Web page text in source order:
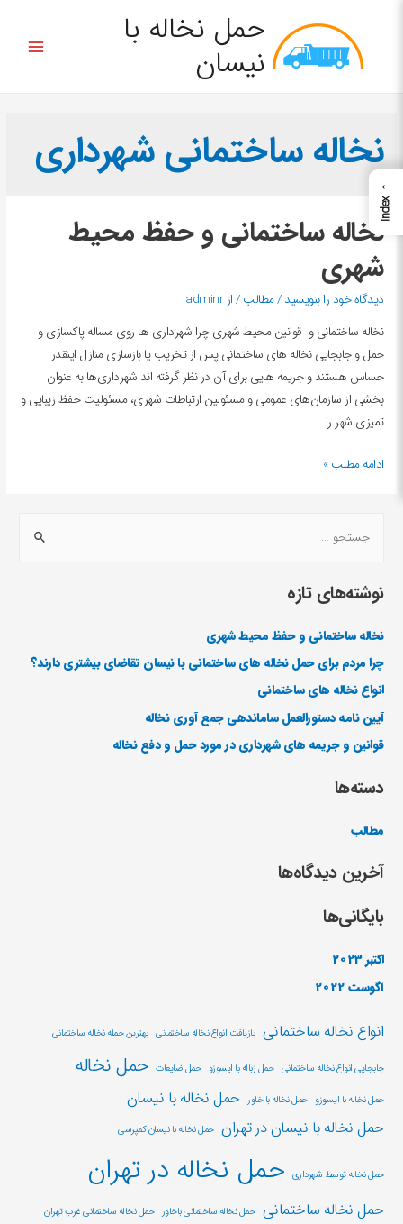
حمل نخاله با
نیسان
نخاله ساختمانی شهرداری
نخاله ساختمانی و حفظ محیط
شهری
دیدگاه‌ خود را بنویسید/مطالب/ ازadminr
نخاله ساختمانی و قوانین محیط شهری چرا شهرداری ها روی مساله پاکسازی و
حمل و جابجایی نخاله های ساختمانی پس از تخریب یا بازسازی منازل اینقدر
حساس هستند و جریمه هایی برای آن در نظر گرفته اند شهرداری‌ها به عنوان
بخشی از سازمان‌های عمومی و مسئولین ارتباطات شهری، مسئولیت حفظ زیبایی و
تمیزی شهر را …
ادامه مطلب »
نوشته‌های تازه
نخاله ساختمانی و حفظ محیط شهری
چرا مردم برای حمل نخاله های ساختمانی با نیسان تقاضای بیشتری دارند؟
انواع نخاله های ساختمانی
آیین نامه دستورالعمل ساماندهی جمع آوری نخاله
قوانین و جریمه های شهرداری در مورد حمل و دفع نخاله
دسته‌ها
مطالب
آخرین دیدگاه‌ها
بایگانی‌ها
اکتبر 2023
آگوست 2022
انواع نخاله ساختمانی بازیافت انواع نخاله ساختمانی بهترین حمله نخاله ساختمانی
جابجایی انواع نخاله ساختمانی حمل زباله با ایسوزو حمل ضایعات حمل نخاله
حمل نخاله با ایسوزو حمل نخاله با خاور حمل نخاله با نیسان
حمل نخاله با نیسان در تهران حمل نخاله با نیسان کمپرسی
حمل نخاله توسط شهرداری حمل نخاله در تهران
حمل نخاله ساختمانی حمل نخاله ساختمانی باخاور حمل نخاله ساختمانی غرب تهران
←
Index